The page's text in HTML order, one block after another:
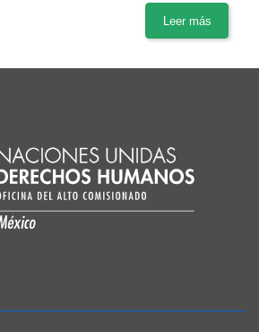
Leer más